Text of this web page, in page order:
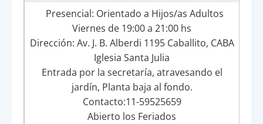
Presencial: Orientado a Hijos/as Adultos
Viernes de 19:00 a 21:00 hs
Dirección: Av. J. B. Alberdi 1195 Caballito, CABA
Iglesia Santa Julia
Entrada por la secretaría, atravesando el
jardín, Planta baja al fondo.
Contacto:11-59525659
Abierto los Feriados